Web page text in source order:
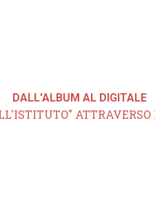
DALL'ALBUM AL DIGITALE